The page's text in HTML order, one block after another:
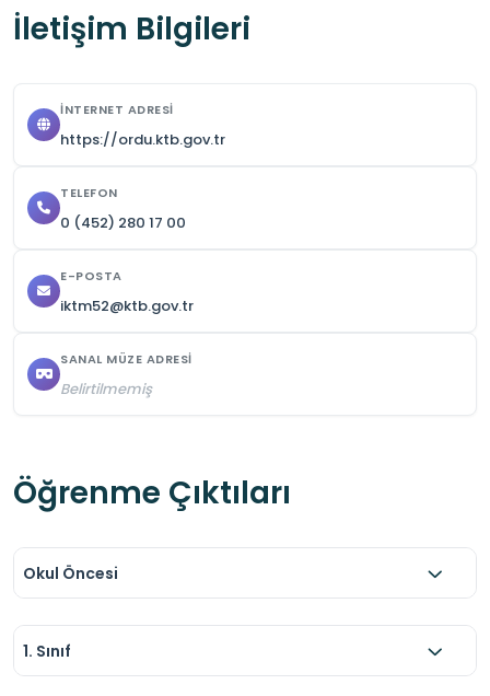
İletişim Bilgileri
İNTERNET ADRESI
https://ordu.ktb.gov.tr
TELEFON
0 (452) 280 17 00
E-POSTA
iktm52@ktb.gov.tr
SANAL MÜZE ADRESI
Belirtilmemiş
Öğrenme Çıktıları
Okul Öncesi
1. Sınıf